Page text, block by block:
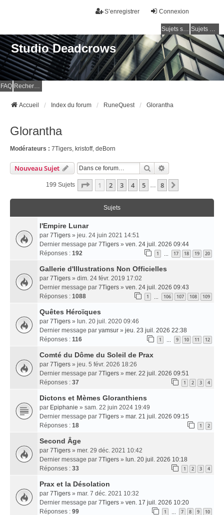
Connexion
S’enregistrer
Sujets sans réponse Sujets actifs
Studio Deadcrows
FAQ Rechercher
Accueil Index du forum RuneQuest Glorantha
Glorantha
Modérateurs : 7Tigers, kristoff, deBorn
Nouveau Sujet Rechercher
199 Sujets Page 1Sur8
1 2 3 4 5 … 8
Sujets
l'Empire Lunar
par 7Tigers » jeu. 24 juin 2021 14:51
Dernier message par 7Tigers » ven. 24 juil. 2026 09:44
Réponses : 192 1 17 18 19 20
Gallerie d'Illustrations Non Officielles
par 7Tigers » dim. 24 févr. 2019 17:02
Dernier message par 7Tigers » ven. 24 juil. 2026 09:43
Réponses : 1088 1 106 107 108 109
Quêtes Héroïques
par 7Tigers » lun. 20 juil. 2020 09:46
Dernier message par yamsur » jeu. 23 juil. 2026 22:38
Réponses : 116 1 9 10 11 12
Comté du Dôme du Soleil de Prax
par 7Tigers » jeu. 5 févr. 2026 18:26
Dernier message par 7Tigers » mer. 22 juil. 2026 09:51
Réponses : 37 1 2 3 4
Dictons et Mèmes Gloranthiens
par Epiphanie » sam. 22 juin 2024 19:49
Dernier message par 7Tigers » mar. 21 juil. 2026 09:15
Réponses : 18 1 2
Second Âge
par 7Tigers » mer. 29 déc. 2021 10:42
Dernier message par 7Tigers » lun. 20 juil. 2026 10:18
Réponses : 33 1 2 3 4
Prax et la Désolation
par 7Tigers » mar. 7 déc. 2021 10:32
Dernier message par 7Tigers » ven. 17 juil. 2026 10:20
Réponses : 99 1 7 8 9 10